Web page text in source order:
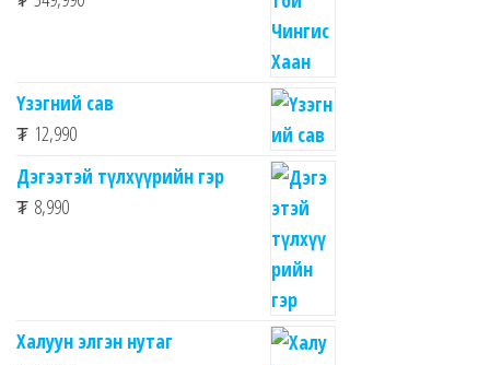
Үзэгний сав
₮ 12,990
Дэгээтэй түлхүүрийн гэр
₮ 8,990
Халуун элгэн нутаг